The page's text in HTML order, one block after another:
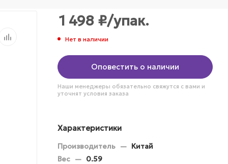
1 498 ₽/упак.
Нет в наличии
Оповестить о наличии
Наши менеджеры обязательно свяжутся с вами и
уточнят условия заказа
Характеристики
Производитель — Китай
Вес — 0.59